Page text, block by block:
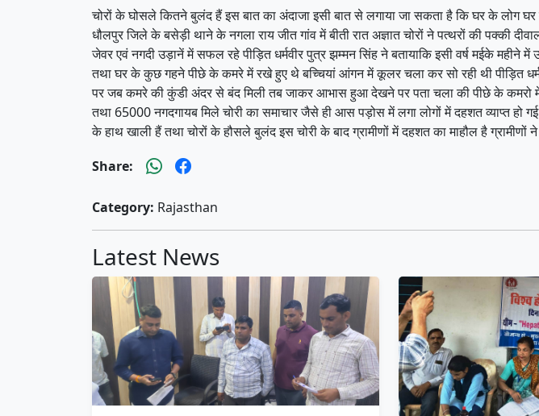
चोरों के घोसले कितने बुलंद हैं इस बात का अंदाजा इसी बात से लगाया जा सकता है कि घर के लोग
धौलपुर जिले के बसेड़ी थाने के नगला राय जीत गांव में बीती रात अज्ञात चोरों ने पत्थरों की
जेवर एवं नगदी उड़ानें में सफल रहे पीड़ित धर्मवीर पुत्र झम्मन सिंह ने बतायाकि इसी वर्ष मईके
तथा घर के कुछ गहने पीछे के कमरे में रखे हुए थे बच्चियां आंगन में कूलर चला कर सो रही थी पीड़ित
पर जब कमरे की कुंडी अंदर से बंद मिली तब जाकर आभास हुआ देखने पर पता चला की पीछे के कमरो
तथा 65000 नगदगायब मिले चोरी का समाचार जैसे ही आस पड़ोस में लगा लोगों में दहशत व्याप्त हो
के हाथ खाली हैं तथा चोरों के हौसले बुलंद इस चोरी के बाद ग्रामीणों में दहशत का माहौल है ग्रामीणों
Share:
Category: Rajasthan
Latest News